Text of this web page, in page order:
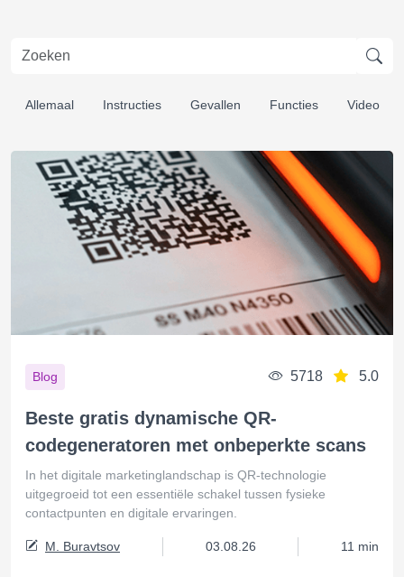
Allemaal Instructies Gevallen Functies Video
Blog 5718 5.0
Beste gratis dynamische QR-
codegeneratoren met onbeperkte scans
In het digitale marketinglandschap is QR-technologie
uitgegroeid tot een essentiële schakel tussen fysieke
contactpunten en digitale ervaringen.
M. Buravtsov 03.08.26 11 min